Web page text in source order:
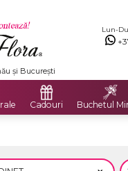
Lun-
Cadouri Buchetul